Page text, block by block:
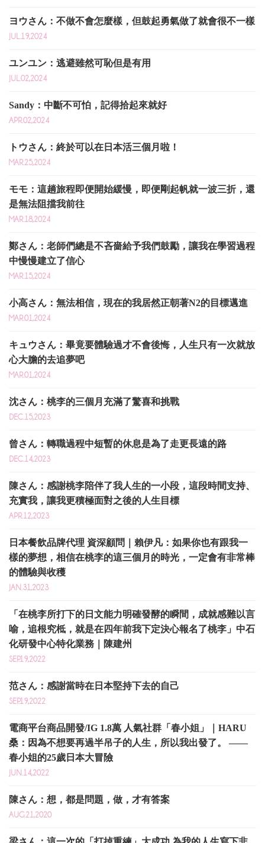
ヨウさん：不做不會怎麼樣，但鼓起勇氣做了就會很不一樣
JUL.19,2024
ユンユン：逃避雖然可恥但是有用
JUL.02,2024
Sandy：中斷不可怕，記得拾起來就好
APR.02,2024
トウさん：終於可以在日本活三個月啦！
MAR.25,2024
モモ：這趟旅程即便開始緩慢，即便剛起帆就一波三折，還
是無法阻擋我前往
MAR.18,2024
鄭さん：老師們總是不吝嗇給予我們鼓勵，讓我在學習過程
中慢慢建立了信心
MAR.15,2024
小高さん：無法相信，現在的我居然正朝著N2的目標邁進
MAR.01,2024
キュウさん：畢竟要體驗過才不會後悔，人生只有一次就放
心大膽的去追夢吧
MAR.01,2024
沈さん：桃李的三個月充滿了驚喜和挑戰
DEC.15,2023
曾さん：轉職過程中短暫的休息是為了走更長遠的路
DEC.14,2023
陳さん：感謝桃李陪伴了我人生的一小段，這段時間支持、
充實我，讓我更積極面對之後的人生目標
APR.12,2023
日本餐飲品牌代理 資深顧問｜賴伊凡：如果你也有跟我一
樣的夢想，相信在桃李的這三個月的時光，一定會有非常棒
的體驗與收穫
JAN.31,2023
「在桃李所打下的日文能力明確發酵的瞬間，成就感難以言
喻，追根究柢，就是在四年前我下定決心報名了桃李」中石
化研發中心特化業務｜陳建州
SEP.19,2022
范さん：感謝當時在日本堅持下去的自己
SEP.19,2022
電商平台商品開發/IG 1.8萬 人氣社群「春小姐」｜HARU
桑：因為不想要再過半吊子的人生，所以我出發了。 ——
春小姐的25歲日本大冒險
JUN.14,2022
陳さん：想，都是問題，做，才有答案
AUG.21,2020